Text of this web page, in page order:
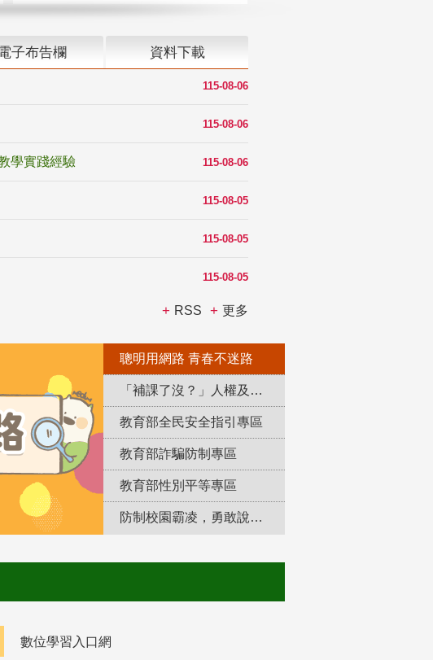
子布告欄 資料下載
115-08-06
115-08-06
115-08-06
學實踐經驗
115-08-05
115-08-05
115-08-05
RSS 更多
聰明用網路 青春不迷路
「補課了沒？」人權及轉型正義教育專區
教育部全民安全指引專區
教育部詐騙防制專區
教育部性別平等專區
防制校園霸凌，勇敢說出來！
數位學習入口網